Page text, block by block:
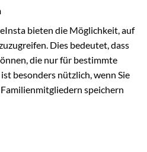
bieten die Möglichkeit, auf
Dies bedeutet, dass
die nur für bestimmte
besonders nützlich, wenn Sie
speichern